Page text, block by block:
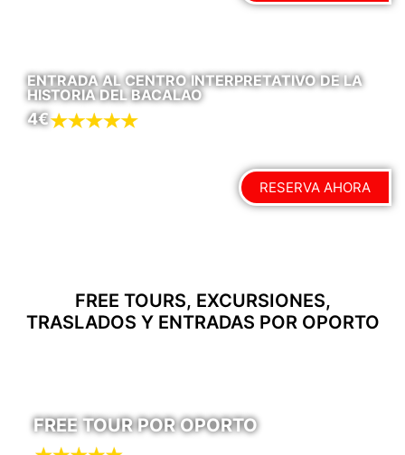
ENTRADA AL CENTRO INTERPRETATIVO DE LA
HISTORIA DEL BACALAO
4€
RESERVA AHORA
FREE TOURS, EXCURSIONES,
TRASLADOS Y ENTRADAS POR OPORTO
FREE TOUR POR OPORTO